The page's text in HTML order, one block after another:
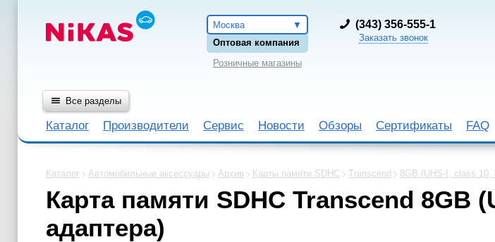
Москва
Оптовая компания
Розничные магазины
(343) 356-555-1
Заказать звонок
Все разделы
Каталог Производители Сервис Новости Обзоры Сертификаты FAQ
Каталог Автомобильные аксессуары Архив Карты памяти SDHC Transcend 8GB (UHS-I, class 10,
Карта памяти SDHC Transcend 8GB
адаптера)